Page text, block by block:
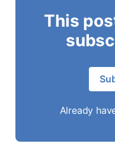
This
Already